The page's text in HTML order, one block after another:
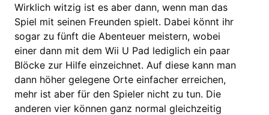
Wirklich witzig ist es aber dann, wenn man das
Spiel mit seinen Freunden spielt. Dabei könnt ihr
sogar zu fünft die Abenteuer meistern, wobei
einer dann mit dem Wii U Pad lediglich ein paar
Blöcke zur Hilfe einzeichnet. Auf diese kann man
dann höher gelegene Orte einfacher erreichen,
mehr ist aber für den Spieler nicht zu tun. Die
anderen vier können ganz normal gleichzeitig